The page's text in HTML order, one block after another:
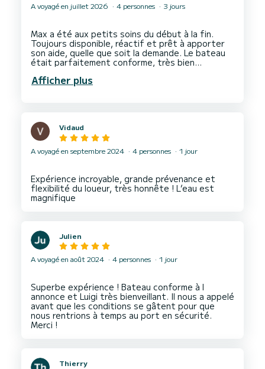
A voyagé en juillet 2026 4 personnes 3 jours
Max a été aux petits soins du début à la fin.
Toujours disponible, réactif et prêt à apporter
son aide, quelle que soit la demande. Le bateau
était parfaitement conforme, très bien
Afficher plus
Vidaud
A voyagé en septembre 2024 4 personnes 1 jour
Expérience incroyable, grande prévenance et
flexibilité du loueur, très honnête ! L’eau est
Julien
A voyagé en août 2024 4 personnes 1 jour
Superbe expérience ! Bateau conforme à l
annonce et Luigi très bienveillant. Il nous a appelé
avant que les conditions se gâtent pour que
nous rentrions à temps au port en sécurité.
Thierry